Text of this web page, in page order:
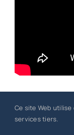
société
Ce site Web
services tiers.